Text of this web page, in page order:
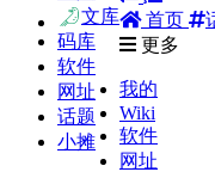
文库
码库
软件
网址
话题
小摊
首页
更多
我的
Wiki
软件
网址